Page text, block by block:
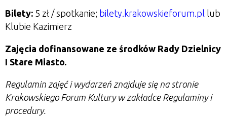
Bilety: 5 zł / spotkanie; bilety.krakowskieforum.pl lub
Klubie Kazimierz
Zajęcia dofinansowane ze środków Rady Dzielnicy
I Stare Miasto.
Regulamin zajęć i wydarzeń znajduje się na stronie
Krakowskiego Forum Kultury w zakładce Regulaminy i
procedury.